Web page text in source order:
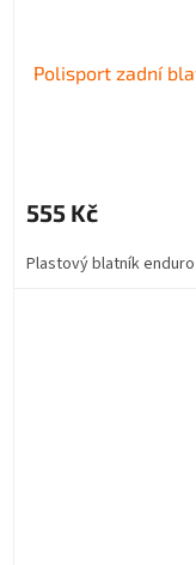
Polisport zadní
555 Kč
Plastový blatník enduro